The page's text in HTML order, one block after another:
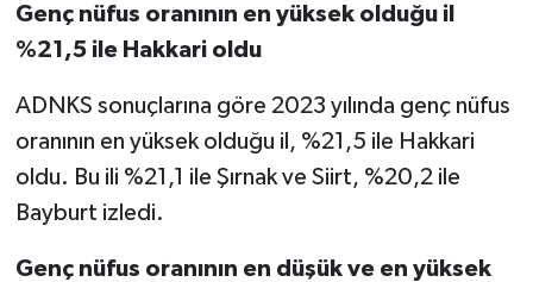
Genç nüfus oranının en yüksek olduğu il
%21,5 ile Hakkari oldu
ADNKS sonuçlarına göre 2023 yılında genç nüfus
oranının en yüksek olduğu il, %21,5 ile Hakkari
oldu. Bu ili %21,1 ile Şırnak ve Siirt, %20,2 ile
Bayburt izledi.
Genç nüfus oranının en düşük ve en yüksek